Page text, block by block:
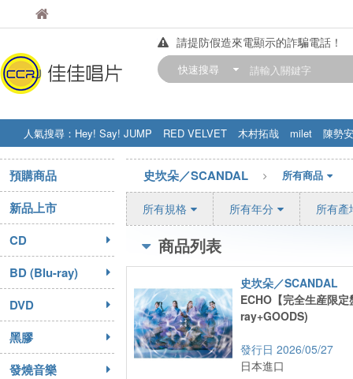
佳佳唱片
請提防假造來電顯示的詐騙電話！
【中華門市營業時間調整公告】
快速搜尋
人氣搜尋： Hey! Say! JUMP RED VELVET 木村拓哉 milet
陳勢安
STRAY KIDS
盧廣仲 周杰伦
預購商品
新品上市
CD
BD (Blu-ray)
DVD
黑膠
發燒音樂
史坎朵／SCANDAL 所有商品
所有規格 所有年分 所有產
商品列表
史坎朵／SCANDAL
ECHO【完全生産限
ray+GOODS)
2026/05/27
日本進口